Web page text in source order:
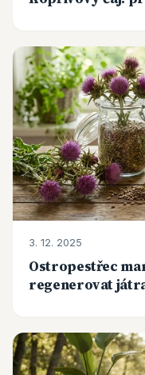
3. 12. 2025
Ostropestřec
regenerovat